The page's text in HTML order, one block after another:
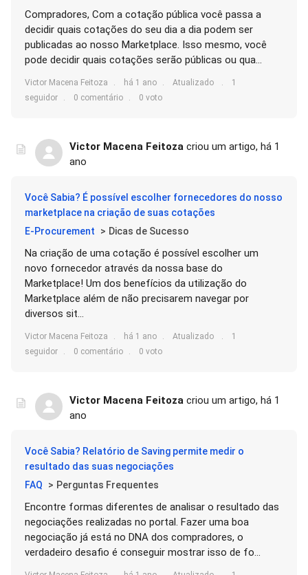
Compradores, Com a cotação pública você passa a
decidir quais cotações do seu dia a dia podem ser
publicadas ao nosso Marketplace. Isso mesmo, você
pode decidir quais cotações serão públicas ou qua...
Victor Macena Feitoza há 1 ano Atualizado
1
seguidor
0 comentário 0 voto
Victor Macena Feitoza criou um artigo, há 1
ano
Você Sabia? É possível escolher fornecedores do nosso
marketplace na criação de suas cotações
E-Procurement
Dicas de Sucesso
Na criação de uma cotação é possível escolher um
novo fornecedor através da nossa base do
Marketplace! Um dos benefícios da utilização do
Marketplace além de não precisarem navegar por
diversos sit...
Victor Macena Feitoza há 1 ano Atualizado
1
seguidor
0 comentário 0 voto
Victor Macena Feitoza criou um artigo, há 1
ano
Você Sabia? Relatório de Saving permite medir o
resultado das suas negociações
FAQ
Perguntas Frequentes
Encontre formas diferentes de analisar o resultado das
negociações realizadas no portal. Fazer uma boa
negociação já está no DNA dos compradores, o
verdadeiro desafio é conseguir mostrar isso de fo...